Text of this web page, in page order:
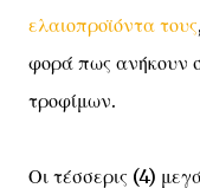
ελαιοπροϊόντα τους
φορά πως ανήκουν
τροφίμων.
Οι τέσσερις (4)